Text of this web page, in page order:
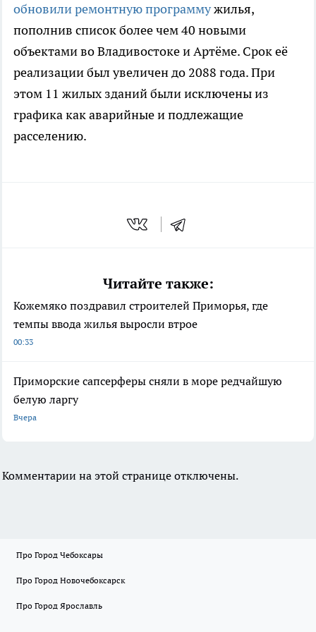
обновили ремонтную программужилья,
пополнив список более чем 40 новыми
объектами во Владивостоке и Артёме. Срок её
реализации был увеличен до 2088 года. При
этом 11 жилых зданий были исключены из
графика как аварийные и подлежащие
расселению.
Читайте также:
Кожемяко поздравил строителей Приморья, где
темпы ввода жилья выросли втрое
00:33
Приморские сапсерферы сняли в море редчайшую
белую ларгу
Вчера
Комментарии на этой странице отключены.
Про Город Чебоксары
Про Город Новочебоксарск
Про Город Ярославль